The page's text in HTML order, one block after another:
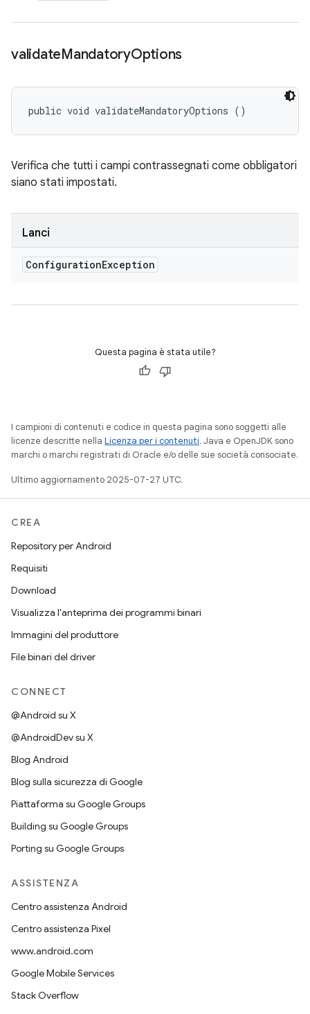
validateMandatoryOptions
public void validateMandatoryOptions ()
Verifica che tutti i campi contrassegnati come obbligatori
siano stati impostati.
Lanci
ConfigurationException
Questa pagina è stata utile?
I campioni di contenuti e codice in questa pagina sono soggetti alle
licenze descritte nella Licenza per i contenuti. Java e OpenJDK sono
marchi o marchi registrati di Oracle e/o delle sue società consociate.
Ultimo aggiornamento 2025-07-27 UTC.
CREA
Repository per Android
Requisiti
Download
Visualizza l'anteprima dei programmi binari
Immagini del produttore
File binari del driver
CONNECT
@Android su X
@AndroidDev su X
Blog Android
Blog sulla sicurezza di Google
Piattaforma su Google Groups
Building su Google Groups
Porting su Google Groups
ASSISTENZA
Centro assistenza Android
Centro assistenza Pixel
www.android.com
Google Mobile Services
Stack Overflow